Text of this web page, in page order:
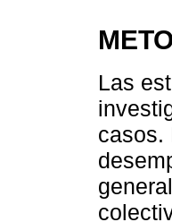
Las
casos.